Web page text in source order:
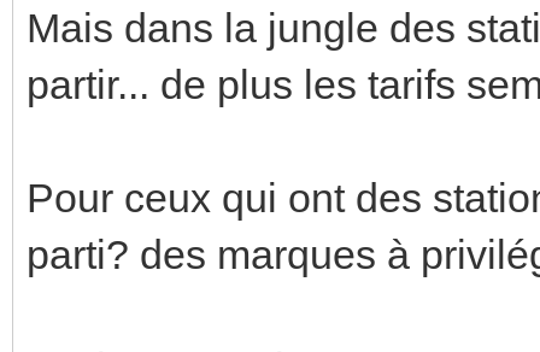
Mais dans la jungle des
partir... de plus les tarifs
Pour ceux qui ont des
parti? des marques à